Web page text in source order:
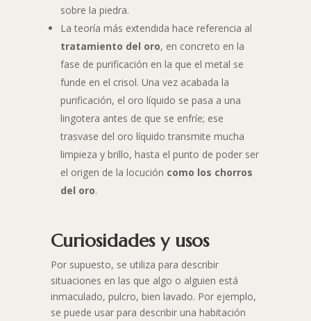
sobre la piedra.
La teoría más extendida hace referencia al
tratamiento del oro, en concreto en la
fase de purificación en la que el metal se
funde en el crisol. Una vez acabada la
purificación, el oro líquido se pasa a una
lingotera antes de que se enfríe; ese
trasvase del oro líquido transmite mucha
limpieza y brillo, hasta el punto de poder ser
el origen de la locución como los chorros
del oro.
Curiosidades y usos
Por supuesto, se utiliza para describir
situaciones en las que algo o alguien está
inmaculado, pulcro, bien lavado. Por ejemplo,
se puede usar para describir una habitación